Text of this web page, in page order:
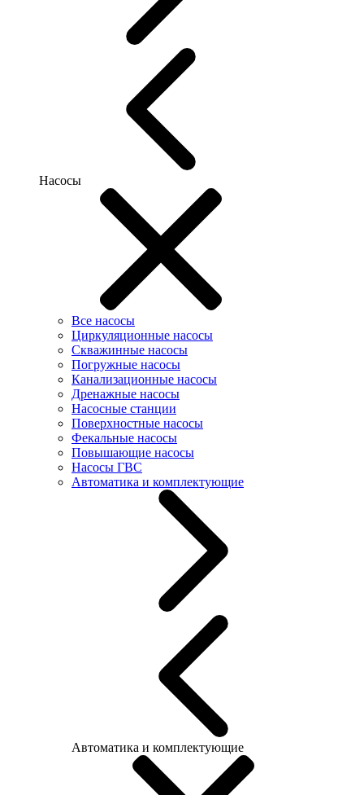
Насосы
Все насосы
Циркуляционные насосы
Скважинные насосы
Погружные насосы
Канализационные насосы
Дренажные насосы
Насосные станции
Поверхностные насосы
Фекальные насосы
Повышающие насосы
Насосы ГВС
Автоматика и комплектующие
Автоматика и комплектующие